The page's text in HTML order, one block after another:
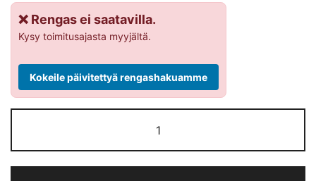
❌ Rengas ei saatavilla.
Kysy toimitusajasta myyjältä.
Kokeile päivitettyä rengashakuamme
N
´blue